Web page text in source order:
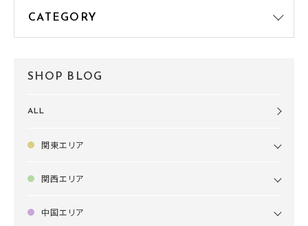
SHOP BLOG
ALL
関東エリア
関西エリア
中国エリア